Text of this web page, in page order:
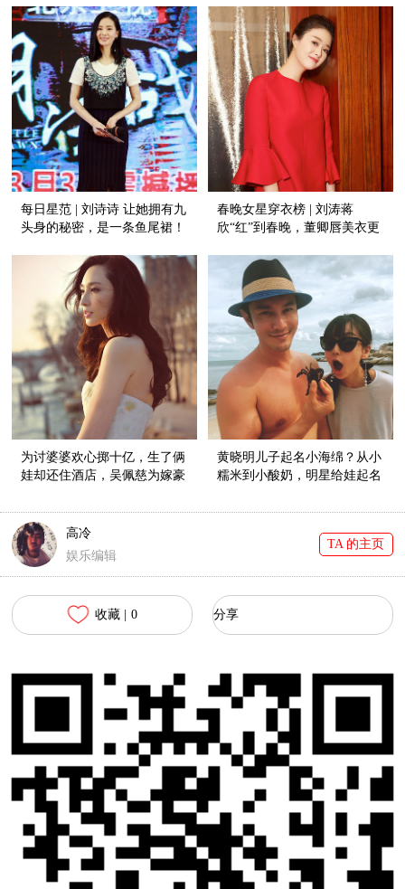
每日星范 | 刘诗诗 让她拥有九
头身的秘密，是一条鱼尾裙！
春晚女星穿衣榜 | 刘涛蒋
欣“红”到春晚，董卿唇美衣更
为讨婆婆欢心掷十亿，生了俩
娃却还住酒店，吴佩慈为嫁豪
黄晓明儿子起名小海绵？从小
糯米到小酸奶，明星给娃起名
高冷
娱乐编辑
TA 的主页
收藏 | 0 分享